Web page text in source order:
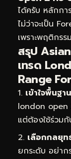
ได้ครับ หลักกา
ไม่ว่าจะเป็น
เพราะพฤติกร
สรุป
เทรด
Range
เข้าใจพื้นฐาน
london open
แต่ต้องใช้ร่วม
เลือกกลยุท
ยกระดับ อย่าก